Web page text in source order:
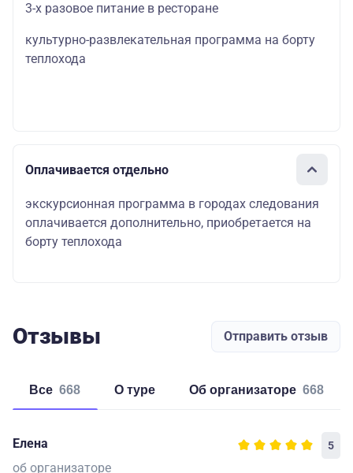
3-х разовое питание в ресторане
культурно-развлекательная программа на борту
теплохода
Оплачивается отдельно
экскурсионная программа в городах следования
оплачивается дополнительно, приобретается на
борту теплохода
Отзывы Отправить отзыв
Все 668 о туре об организаторе 668
Елена 5
об организаторе